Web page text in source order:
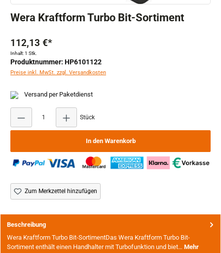
Wera Kraftform Turbo Bit-Sortiment
112,13 €*
Inhalt:1 Stk.
Produktnummer: HP6101122
Preise inkl. MwSt. zzgl. Versandkosten
Versand per Paketdienst
Stück
In den Warenkorb
Zum Merkzettel hinzufügen
Beschreibung
Wera Kraftform Turbo Bit-SortimentDas Wera Kraftform Turbo Bit-
Sortiment enthält einen Handhalter mit Turbofunktion und biet… Mehr